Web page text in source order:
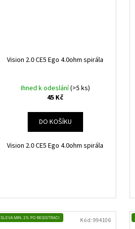
Vision 2.0 CE5 Ego 4.0ohm spirála
Ihned k odeslání(>5 ks)
45 Kč
DO KOŠÍKU
Vision 2.0 CE5 Ego 4.0ohm spirála
SLEVA MIN. 2% PO REGISTRACI Kód:994106